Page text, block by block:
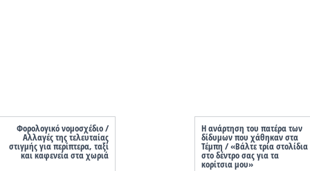
Φορολογικό νομοσχέδιο /
Αλλαγές της τελευταίας
στιγμής για περίπτερα, ταξί
και καφενεία στα χωριά
Η ανάρτηση του πατέρα των
δίδυμων που χάθηκαν στα
Τέμπη / «Βάλτε τρία στολίδια
στο δέντρο σας για τα
κορίτσια μου»